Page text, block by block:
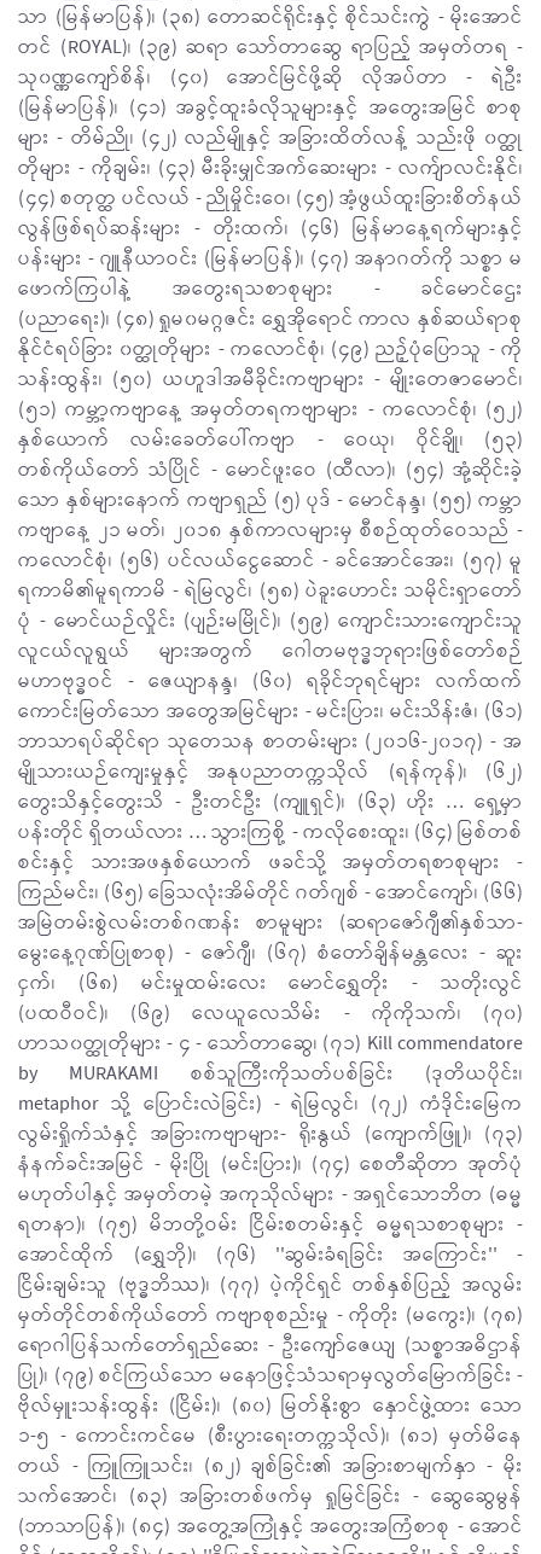
သာ (မြန်မာပြန်)၊ (၃၈) တောဆင်ရိုင်းနှင့် စိုင်သင်းကွဲ - မိုးအောင်
တင် (ROYAL)၊ (၃၉) ဆရာ သော်တာဆွေ ရာပြည့် အမှတ်တရ -
သု၀ဏ္ဏကျော်စိန်၊ (၄၀) အောင်မြင်ဖို့ဆို လိုအပ်တာ - ရဲဦး
(မြန်မာပြန်)၊ (၄၁) အခွင့်ထူးခံလိုသူများနှင့် အတွေးအမြင် စာစု
များ - တိမ်ညို၊ (၄၂) လည်မျိုနှင့် အခြားထိတ်လန့် သည်းဖို ၀တ္ထု
တိုများ - ကိုချမ်း၊ (၄၃) မီးခိုးမျှင်အက်ဆေးများ - လက်ျာလင်းနိုင်၊
(၄၄) စတုတ္ထ ပင်လယ် - ညိုမှိုင်းဝေ၊ (၄၅) အံ့ဖွယ်ထူးခြားစိတ်နယ်
လွန်ဖြစ်ရပ်ဆန်းများ - တိုးထက်၊ (၄၆) မြန်မာနေ့ရက်များနှင့်
ပန်းများ - ဂျူနီယာဝင်း (မြန်မာပြန်)၊ (၄၇) အနာဂတ်ကို သစ္စာ မ
ဖောက်ကြပါနဲ့ အတွေးရသစာစုများ - ခင်မောင်ဌေး
(ပညာရေး)၊ (၄၈) ရှုမ၀မဂ္ဂဇင်း ရွှေအိုရောင် ကာလ နှစ်ဆယ်ရာစု
နိုင်ငံရပ်ခြား ၀တ္ထုတိုများ - ကလောင်စုံ၊ (၄၉) ညဉ့်ပုံပြောသူ - ကို
သန်းထွန်း၊ (၅၀) ယဟူဒါအမီခိုင်းကဗျာများ - မျိုးတေဇာမောင်၊
(၅၁) ကမ္ဘာ့ကဗျာနေ့ အမှတ်တရကဗျာများ - ကလောင်စုံ၊ (၅၂)
နှစ်ယောက် လမ်းခေတ်ပေါ်ကဗျာ - ဝေယု၊ ဝိုင်ချို၊ (၅၃)
တစ်ကိုယ်တော် သံပြိုင် - မောင်ဖူးဝေ (ထီလာ)၊ (၅၄) အုံ့ဆိုင်းခဲ့
သော နှစ်များနောက် ကဗျာရှည် (၅) ပုဒ် - မောင်နန္ဒ၊ (၅၅) ကမ္ဘာ
ကဗျာနေ့ ၂၁ မတ်၊ ၂၀၁၈ နှစ်ကာလများမှ စီစဉ်ထုတ်ဝေသည် -
ကလောင်စုံ၊ (၅၆) ပင်လယ်ငွေဆောင် - ခင်အောင်အေး၊ (၅၇) မူ
ရကာမိ၏မူရကာမိ - ရဲမြလွင်၊ (၅၈) ပဲခူးဟောင်း သမိုင်းရှာတော်
ပုံ - မောင်ယဉ်လှိုင်း (ပျဉ်းမမြိုင်)၊ (၅၉) ကျောင်းသားကျောင်းသူ
လူငယ်လူရွယ် များအတွက် ဂေါတမဗုဒ္ဓဘုရားဖြစ်တော်စဉ်
မဟာဗုဒ္ဓဝင် - ဇေယျာနန္ဒ၊ (၆၀) ရခိုင်ဘုရင်များ လက်ထက်
ကောင်းမြတ်သော အတွေအမြင်များ - မင်းပြား၊ မင်းသိန်းဇံ၊ (၆၁)
ဘာသာရပ်ဆိုင်ရာ သုတေသန စာတမ်းများ (၂၀၁၆-၂၀၁၇) - အ
မျိုသားယဉ်ကျေးမှုနှင့် အနုပညာတက္ကသိုလ် (ရန်ကုန်)၊ (၆၂)
တွေးသိနှင့်တွေးသိ - ဦးတင်ဦး (ကျူရှင်)၊ (၆၃) ဟိုး … ရှေ့မှာ
ပန်းတိုင် ရှိတယ်လား … သွားကြစို့ - ကလိုစေးထူး၊ (၆၄) မြစ်တစ်
စင်းနှင့် သားအဖနှစ်ယောက် ဖခင်သို့ အမှတ်တရစာစုများ -
ကြည်မင်း၊ (၆၅) ခြေသလုံးအိမ်တိုင် ဂတ်ဂျစ် - အောင်ကျော်၊ (၆၆)
အမြဲတမ်းစွဲလမ်းတစ်ဂဏန်း စာမူများ (ဆရာဇော်ဂျီ၏နှစ်သာ-
မွေးနေ့ဂုဏ်ပြုစာစု) - ဇော်ဂျီ၊ (၆၇) စံတော်ချိန်မန္တလေး - ဆူး
ငှက်၊ (၆၈) မင်းမှုထမ်းလေး မောင်ရွှေတိုး - သတိုးလွင်
(ပထဝီဝင်)၊ (၆၉) လေယူလေသိမ်း - ကိုကိုသက်၊ (၇၀)
ဟာသ၀တ္ထုတိုများ - ၄ - သော်တာဆွေ၊ (၇၁) Kill commendatore
by MURAKAMI စစ်သူကြီးကိုသတ်ပစ်ခြင်း (ဒုတိယပိုင်း၊
metaphor သို့ ပြောင်းလဲခြင်း) - ရဲမြလွင်၊ (၇၂) ကံဒိုင်းမြေက
လွမ်းရှိုက်သံနှင့် အခြားကဗျာများ- ရိုးနွယ် (ကျောက်ဖြူ)၊ (၇၃)
နံနက်ခင်းအမြင် - မိုးပြို (မင်းပြား)၊ (၇၄) စေတီဆိုတာ အုတ်ပုံ
မဟုတ်ပါနှင့် အမှတ်တမဲ့ အကုသိုလ်များ - အရှင်သောဘိတ (ဓမ္မ
ရတနာ)၊ (၇၅) မိဘတို့ဝမ်း ငြိမ်းစတမ်းနှင့် ဓမ္မရသစာစုများ -
အောင်ထိုက် (ရွှေဘို)၊ (၇၆) ''ဆွမ်းခံရခြင်း အကြောင်း'' -
ငြိမ်းချမ်းသူ (ဗုဒ္ဓဘိဿ)၊ (၇၇) ပဲ့ကိုင်ရှင် တစ်နှစ်ပြည့် အလွမ်း
မှတ်တိုင်တစ်ကိုယ်တော် ကဗျာစုစည်းမှု - ကိုတိုး (မကွေး)၊ (၇၈)
ရောဂါပြန်သက်တော်ရှည်ဆေး - ဦးကျော်ဇေယျ (သစ္စာအဓိဌာန်
ပြု)၊ (၇၉) စင်ကြယ်သော မနောဖြင့်သံသရာမှလွတ်မြောက်ခြင်း -
ဗိုလ်မှူးသန်းထွန်း (ငြိမ်း)၊ (၈၀) မြတ်နိုးစွာ နှောင်ဖွဲ့ထား သော
၁-၅ - ကောင်းကင်မေ (စီးပွားရေးတက္ကသိုလ်)၊ (၈၁) မှတ်မိနေ
တယ် - ကြူကြူသင်း၊ (၈၂) ချစ်ခြင်း၏ အခြားစာမျက်နှာ - မိုး
သက်အောင်၊ (၈၃) အခြားတစ်ဖက်မှ ရှုမြင်ခြင်း - ဆွေဆွေမွန်
(ဘာသာပြန်)၊ (၈၄) အတွေ့အကြုံနှင့် အတွေးအကြံစာစု - အောင်